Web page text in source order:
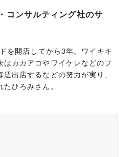
コンサルティング社のサ
を開店してから3年。ワイキキ
カカアコやワイケレなどのフ
出店するなどの努力が実り、
ひろみさん。